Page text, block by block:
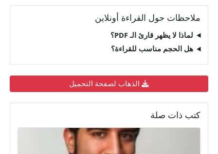
ملاحظات حول القراءة أونلاين
لماذا لا يظهر قارئ الـ PDF؟
هل الحجم مناسب للقراءة؟
الذهاب لصفحة التحميل
كتب ذات صلة